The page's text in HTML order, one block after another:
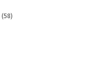
(58)